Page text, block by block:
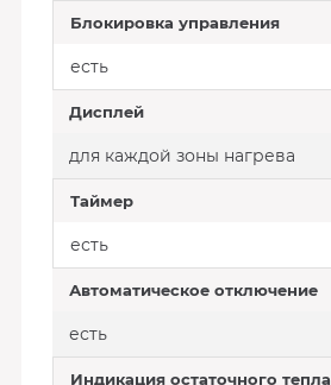
Блокировка управления
есть
Дисплей
для каждой зоны нагрева
Таймер
есть
Автоматическое отключение
есть
Индикация остаточного тепла